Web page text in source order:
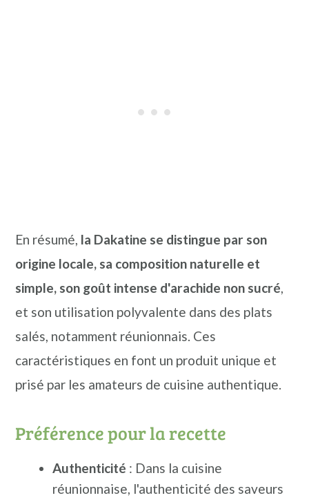
En résumé, la Dakatine se distingue par son
origine locale, sa composition naturelle et
simple, son goût intense d'arachide non sucré,
et son utilisation polyvalente dans des plats
salés, notamment réunionnais. Ces
caractéristiques en font un produit unique et
prisé par les amateurs de cuisine authentique.
Préférence pour la recette
Authenticité : Dans la cuisine
réunionnaise, l'authenticité des saveurs